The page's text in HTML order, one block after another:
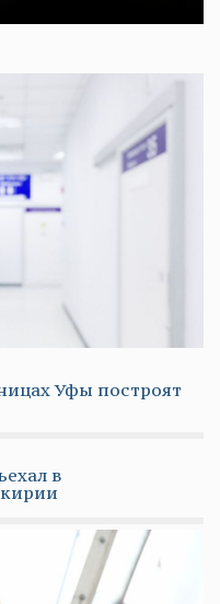
Уфы построят
в